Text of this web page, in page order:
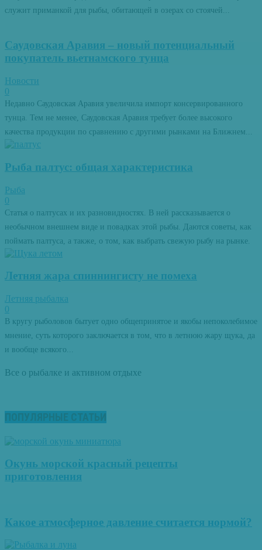
служит приманкой для рыбы, обитающей в озерах со стоячей...
Саудовская Аравия – новый потенциальный
покупатель вьетнамского тунца
Новости
0
Недавно Саудовская Аравия увеличила импорт консервированного
тунца. Тем не менее, Саудовская Аравия требует более высокого
качества продукции по сравнению с другими рынками на Ближнем...
Рыба палтус: общая характеристика
Рыба
0
Статья о палтусах и их разновидностях. В ней рассказывается о
необычном внешнем виде и повадках этой рыбы. Даются советы, как
поймать палтуса, а также, о том, как выбрать свежую рыбу на рынке.
Летняя жара спиннингисту не помеха
Летняя рыбалка
0
В кругу рыболовов бытует одно общепринятое и якобы непоколебимое
мнение, суть которого заключается в том, что в летнюю жару щука, да
и вообще всякого...
Все о рыбалке и активном отдыхе
ПОПУЛЯРНЫЕ СТАТЬИ
Окунь морской красный рецепты
приготовления
Какое атмосферное давление считается нормой?